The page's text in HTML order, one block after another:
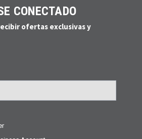
CONECTADO
ofertas exclusivas y